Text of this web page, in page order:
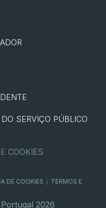
SERVIÇO PÚBLICO
COOKIES
DE COOKIES
TERMOS E
2026